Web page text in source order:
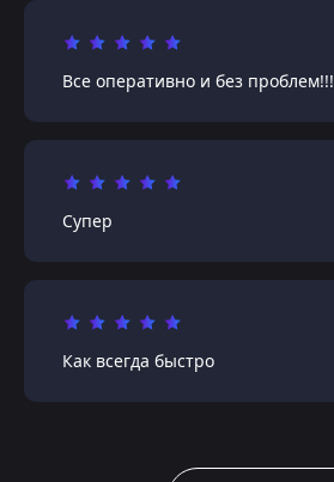
Все оперативно и без проблем!!!
Супер
Как всегда быстро